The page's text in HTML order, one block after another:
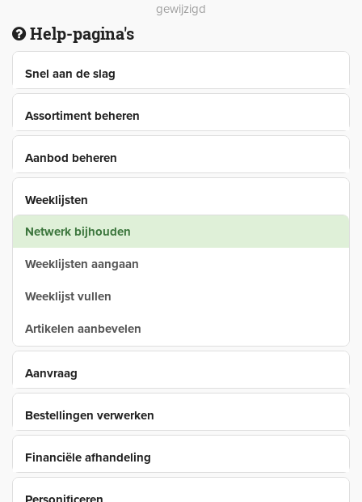
gewijzigd
Help-pagina's
Snel aan de slag
Assortiment beheren
Aanbod beheren
Weeklijsten
Netwerk bijhouden
Weeklijsten aangaan
Weeklijst vullen
Artikelen aanbevelen
Aanvraag
Bestellingen verwerken
Financiële afhandeling